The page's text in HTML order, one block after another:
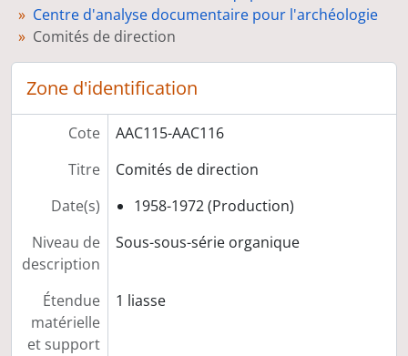
Direction de la Mission archéologique française en Asie centrale
Direction de l'équipe
Centre d'analyse documentaire pour l'archéologie
Comités de direction
Zone d'identification
Cote
AAC115-AAC116
Titre
Comités de direction
Date(s)
1958-1972 (Production)
Niveau de
description
Sous-sous-série organique
Étendue
matérielle
et support
1 liasse